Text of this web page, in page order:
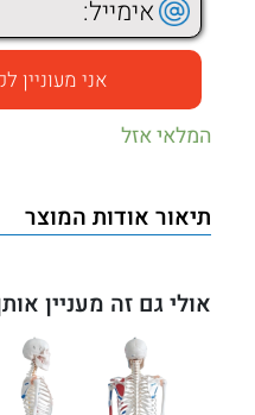
המלאי אזל
תיאור אודות המוצר
אולי גם זה מעניין